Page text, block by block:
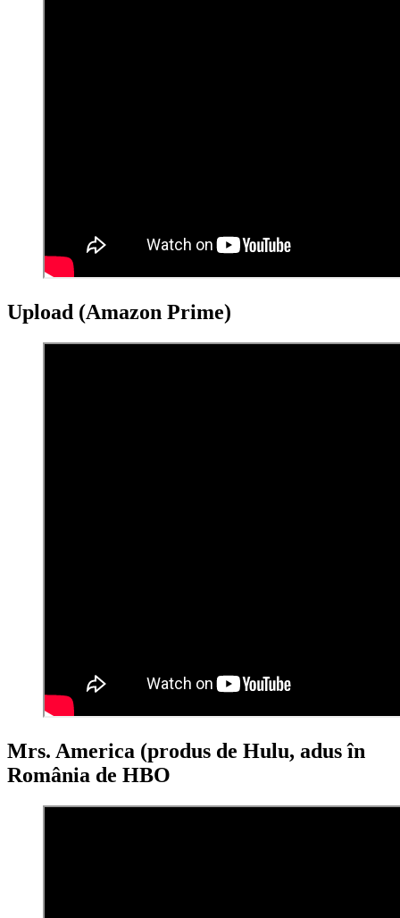
Upload (Amazon Prime)
Mrs. America (produs de Hulu, adus în
România de HBO